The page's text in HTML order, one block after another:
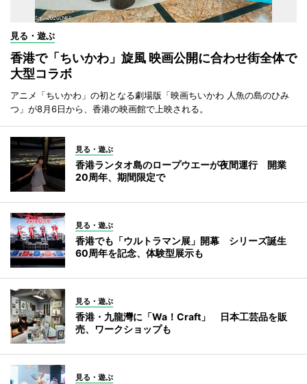
見る・遊ぶ
香港で「ちいかわ」旋風 映画公開に合わせ街全体で
大型コラボ
アニメ「ちいかわ」の初となる劇場版「映画ちいかわ 人魚の島のひみ
つ」が8月6日から、香港の映画館で上映される。
見る・遊ぶ
香港ランタオ島のロープウエーが夜間運行 開業
20周年、期間限定で
見る・遊ぶ
香港でも「ウルトラマン展」開幕 シリーズ誕生
60周年を記念、体験型展示も
見る・遊ぶ
香港・九龍灣に「Wa！Craft」 日本工芸品を販
売、ワークショップも
見る・遊ぶ